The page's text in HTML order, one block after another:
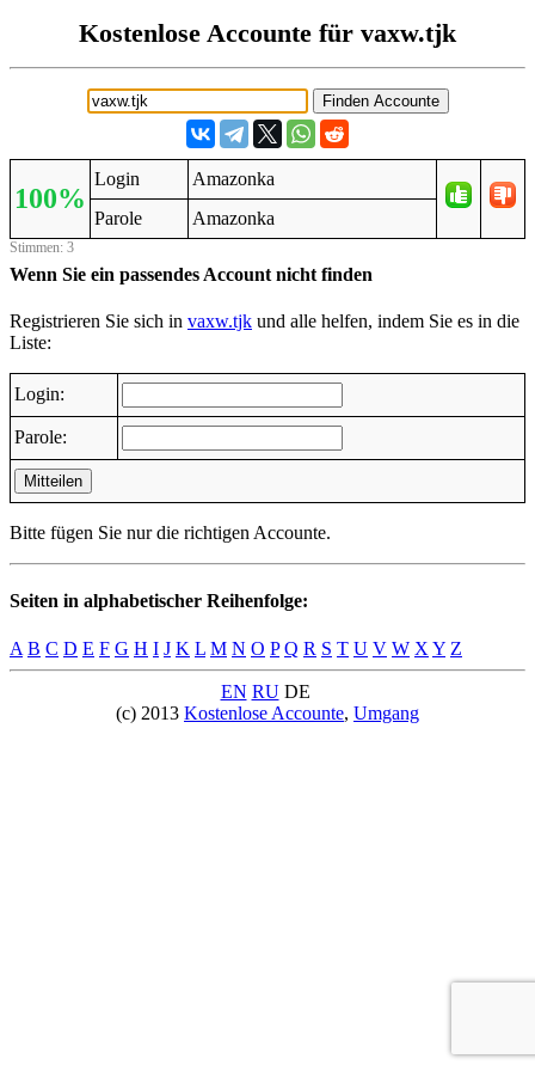
Kostenlose Accounte für vaxw.tjk
100%
Login
Amazonka
Parole
Amazonka
Stimmen: 3
Wenn Sie ein passendes Account nicht finden
Registrieren Sie sich in vaxw.tjk und alle helfen, indem Sie es in die
Liste:
Login:
Parole:
Mitteilen
Bitte fügen Sie nur die richtigen Accounte.
Seiten in alphabetischer Reihenfolge:
A B C D E F G H I J K L M N O P Q R S T U V W X Y Z
EN RUDE
(c) 2013 Kostenlose Accounte, Umgang